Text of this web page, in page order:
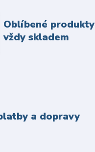
Oblíbené produkty
vždy skladem
a dopravy